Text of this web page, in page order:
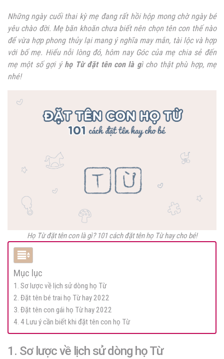
Những ngày cuối thai kỳ mẹ đang rất hồi hộp mong chờ ngày bé
yêu chào đời. Mẹ băn khoăn chưa biết nên chọn tên con thế nào
để vừa hợp phong thủy lại mang ý nghĩa may mắn, tài lộc và hợp
với bố mẹ. Hiểu nỗi lòng đó, hôm nay Góc của mẹ chia sẻ đến
mẹ một số gợi ýhọ Từ đặt tên con là gì cho thật phù hợp, mẹ
nhé!
Họ Từ đặt tên con là gì? 101 cách đặt tên họ Từ hay cho bé!
Mục lục
1. Sơ lược về lịch sử dòng họ Từ
2. Đặt tên bé trai họ Từ hay 2022
3. Đặt tên con gái họ Từ hay 2022
4. 4 Lưu ý cần biết khi đặt tên con họ Từ
1. Sơ lược về lịch sử dòng họ Từ